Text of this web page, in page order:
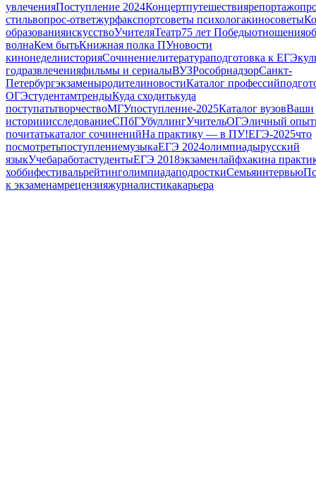
увлеченияПоступление 2024Концертпутешествиярепортаж
стильвопрос-ответжурфакспортсоветы психологакиносоветы
образованияискусствоУчителяТеатр75 лет Победыотношения
волнаКем бытьКнижная полка ПУновости
кинонеделиисторияСочинениелитератураподготовка к ЕГЭ
годразвлеченияфильмы и сериалыВУЗРособрнадзорСанкт-
ПетербургэкзаменыродителиновостиКаталог профессий
ОГЭстудентамтрендыКуда сходитькуда
поступатьтворчествоМГУпоступление-2025Каталог вузовВаши
историиисследованиеСПбГУбуллингУчительОГЭличный опыт
почитатькаталог сочиненийНа практику — в ПУ!ЕГЭ-2025что
посмотретьпоступлениемузыкаЕГЭ 2024олимпиадырусский
языкУчебаработастудентыЕГЭ 2018экзаменлайфхакина
хоббифестивальрейтинголимпиадаподросткиСемьяинтервью
к экзаменамрецензияжурналистикакарьера